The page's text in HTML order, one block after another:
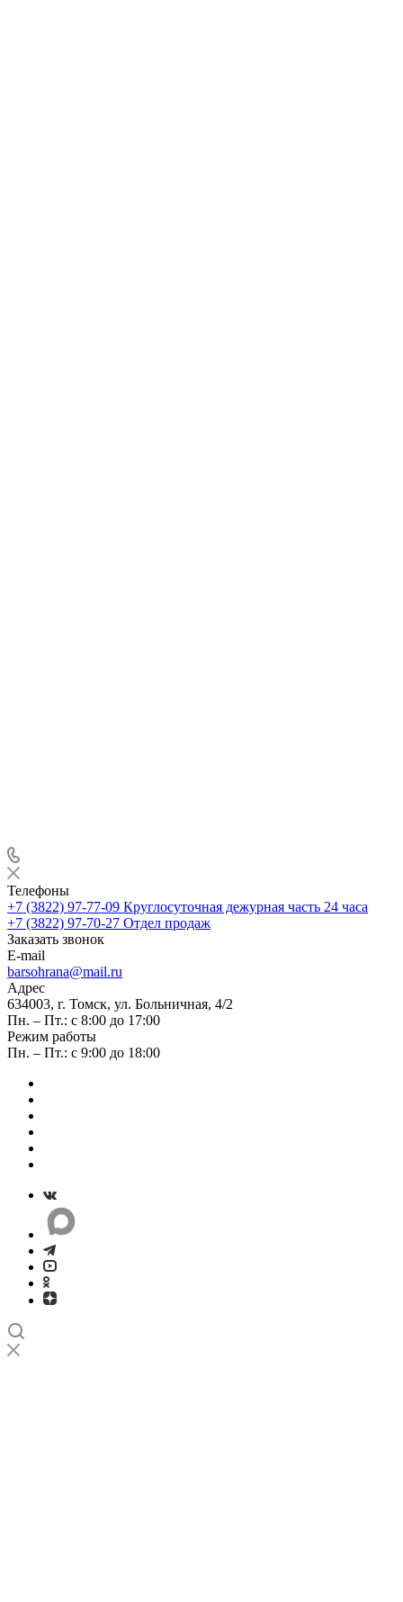
Телефоны
+7 (3822) 97-77-09 Круглосуточная дежурная часть 24 часа
+7 (3822) 97-70-27 Отдел продаж
Заказать звонок
E-mail
barsohrana@mail.ru
Адрес
634003, г. Томск, ул. Больничная, 4/2
Пн. – Пт.: с 8:00 до 17:00
Режим работы
Пн. – Пт.: с 9:00 до 18:00